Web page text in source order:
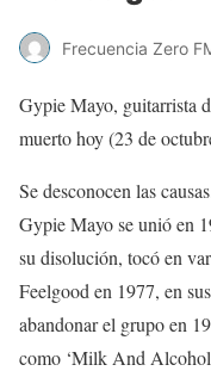
Frecuencia Zero
Gypie Mayo, guitarrista
muerto hoy (23 de
Se desconocen las
Gypie Mayo se unió en
su disolución, tocó en
Feelgood en 1977, en
abandonar el grupo en
como ‘Milk And